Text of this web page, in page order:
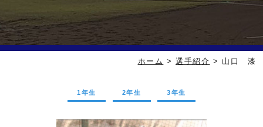
ホーム >選手紹介 > 山口 漆
1年生 2年生 3年生